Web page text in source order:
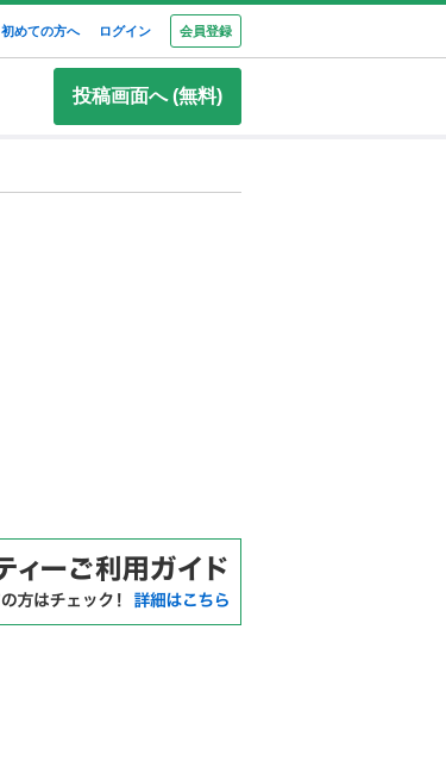
初めての方へ ログイン 会員登録
投稿画面へ (無料)